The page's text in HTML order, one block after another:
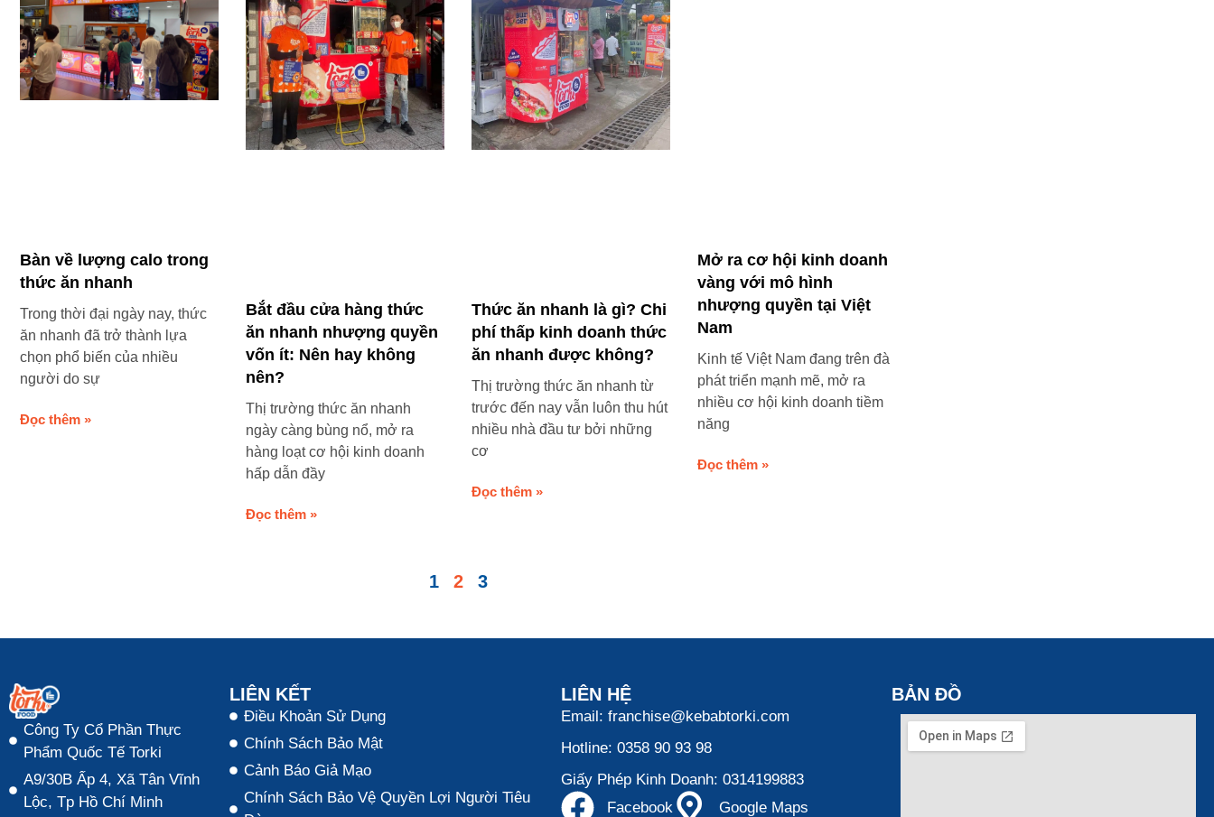
Bàn về lượng calo trong
thức ăn nhanh
Trong thời đại ngày nay, thức
ăn nhanh đã trở thành lựa
chọn phổ biến của nhiều
người do sự
Đọc thêm »
Bắt đầu cửa hàng thức
ăn nhanh nhượng quyền
vốn ít: Nên hay không
nên?
Thị trường thức ăn nhanh
ngày càng bùng nổ, mở ra
hàng loạt cơ hội kinh doanh
hấp dẫn đầy
Đọc thêm »
Thức ăn nhanh là gì? Chi
phí thấp kinh doanh thức
ăn nhanh được không?
Thị trường thức ăn nhanh từ
trước đến nay vẫn luôn thu hút
nhiều nhà đầu tư bởi những
cơ
Đọc thêm »
Mở ra cơ hội kinh doanh
vàng với mô hình
nhượng quyền tại Việt
Nam
Kinh tế Việt Nam đang trên đà
phát triển mạnh mẽ, mở ra
nhiều cơ hội kinh doanh tiềm
năng
Đọc thêm »
1 2 3
Công Ty Cổ Phần Thực
Phẩm Quốc Tế Torki
A9/30B Ấp 4, Xã Tân Vĩnh
Lộc, Tp Hồ Chí Minh
LIÊN KẾT
Điều Khoản Sử Dụng
Chính Sách Bảo Mật
Cảnh Báo Giả Mạo
Chính Sách Bảo Vệ Quyền Lợi Người Tiêu
LIÊN HỆ
Email: franchise@kebabtorki.com
Hotline: 0358 90 93 98
Giấy Phép Kinh Doanh: 0314199883
Facebook
Google Maps
BẢN ĐỒ